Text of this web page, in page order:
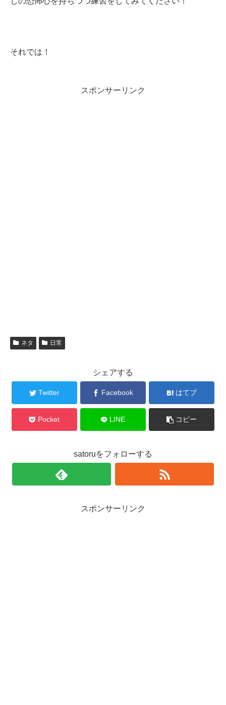
それでは！
スポンサーリンク
ネタ 日常
シェアする
Twitter Facebook はてブ
Pocket LINE コピー
satoruをフォローする
スポンサーリンク